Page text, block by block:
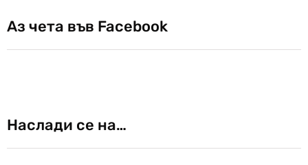
Аз чета във Facebook
Наслади се на…